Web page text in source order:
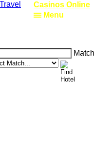
Casinos Online
Match
Menu